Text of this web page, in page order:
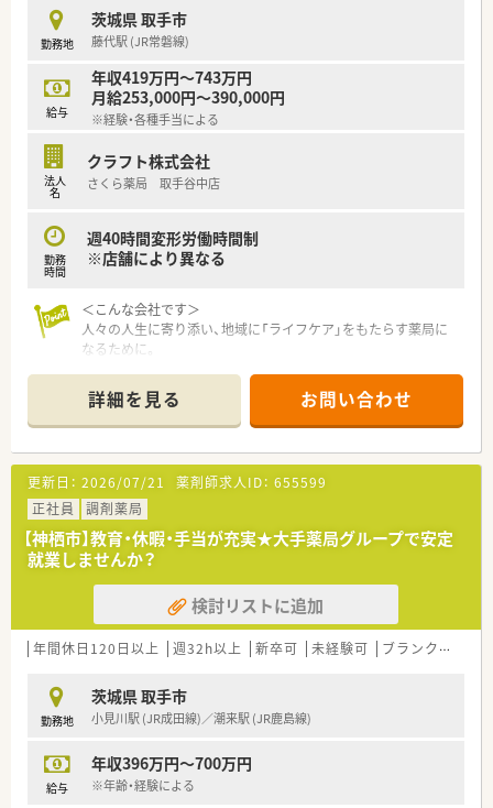
勤務地
茨城県 取手市
藤代駅 (JR常磐線)
給与
年収419万円～743万円
月給253,000円～390,000円
※経験・各種手当による
法人
名
クラフト株式会社
さくら薬局 取手谷中店
勤務
時間
週40時間変形労働時間制
※店舗により異なる
＜こんな会社です＞
人々の人生に寄り添い、地域に「ライフケア」をもたらす薬局に
なるために。
りひとりの人生に寄り添い、質の高い医療サービスを届ける薬剤
師を求め育てています。
＜特徴・ポイントのご紹介＞
★薬剤師を守る独自システム
業務をサポートするために様々なシステムを独自開発していま
す。
その一つが約20年前から導入され、進化を続けている調剤シス
テム「SPITS」。
処方箋受付から一連の調剤業務を連動させ、業務効率化を図るほ
か、
調剤過誤防止機能を高め、患者様と働くスタッフを守っていま
す。
システム改修が必要な制度変更があった場合も、迅速に対応でき
★刷新された新規採用者研修
中途入社ならではの悩みを解消し、さくら薬局グループのビジョ
同期入社の方との繋がりを踏まえ、『さくら薬局の薬剤師』とし
て、安心してキャリアをスタートいただくための研修です。
詳細を見る お問い合わせ
更新日： 2026/07/21 薬剤師求人ID： 655599
正社員
調剤薬局
【神栖市】教育・休暇・手当が充実★大手薬局グループで安定
就業しませんか？
検討リストに追加
年間休日120日以上 週32h以上 新卒可 未経験可 ブランク可
勤務地
茨城県 取手市
小見川駅 (JR成田線)／潮来駅 (JR鹿島線)
給与
年収396万円～700万円
※年齢・経験による